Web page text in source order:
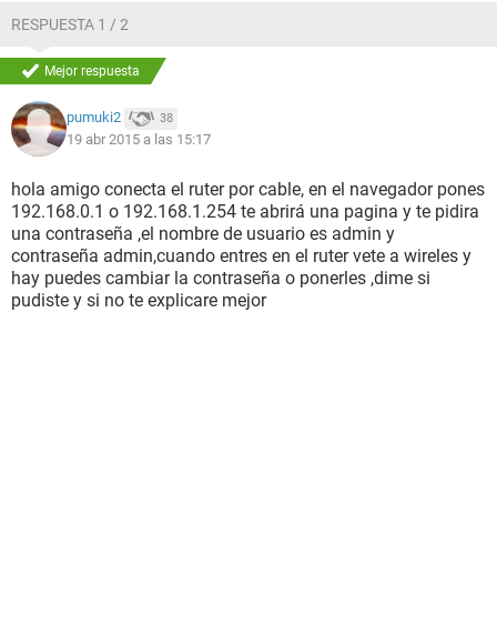
RESPUESTA 1 / 2
Mejor respuesta
pumuki2 38
19 abr 2015 a las 15:17
hola amigo conecta el ruter por cable, en el navegador pones
192.168.0.1 o 192.168.1.254 te abrirá una pagina y te pidira
una contraseña ,el nombre de usuario es admin y
contraseña admin,cuando entres en el ruter vete a wireles y
hay puedes cambiar la contraseña o ponerles ,dime si
pudiste y si no te explicare mejor